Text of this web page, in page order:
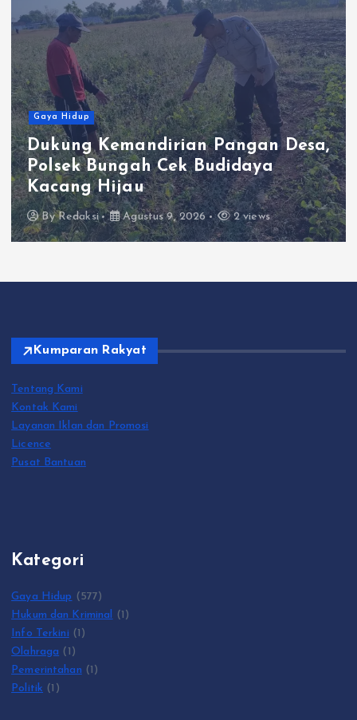
Gaya Hidup
Dukung Kemandirian Pangan Desa,
Polsek Bungah Cek Budidaya
Kacang Hijau
ByRedaksi Agustus 9, 2026 2 views
Kumparan Rakyat
Tentang Kami
Kontak Kami
Layanan Iklan dan Promosi
Licence
Pusat Bantuan
Kategori
Gaya Hidup (577)
Hukum dan Kriminal
(1)
Info Terkini (1)
Olahraga (1)
Pemerintahan (1)
Politik (1)